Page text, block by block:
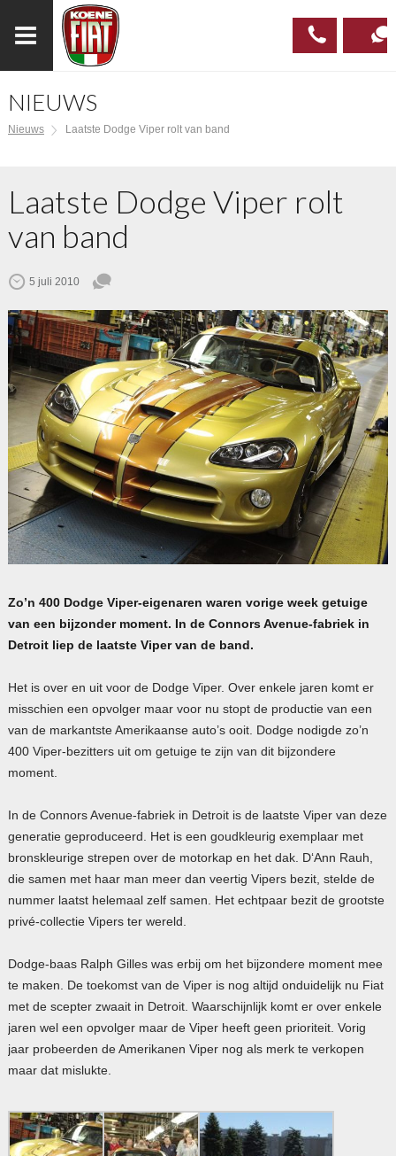
NIEUWS
Nieuws Laatste Dodge Viper rolt van band
Laatste Dodge Viper rolt
van band
5 juli 2010
Zo’n 400 Dodge Viper-eigenaren waren vorige week getuige
van een bijzonder moment. In de Connors Avenue-fabriek in
Detroit liep de laatste Viper van de band.
Het is over en uit voor de Dodge Viper. Over enkele jaren komt er
misschien een opvolger maar voor nu stopt de productie van een
van de markantste Amerikaanse auto’s ooit. Dodge nodigde zo’n
400 Viper-bezitters uit om getuige te zijn van dit bijzondere
moment.
In de Connors Avenue-fabriek in Detroit is de laatste Viper van deze
generatie geproduceerd. Het is een goudkleurig exemplaar met
bronskleurige strepen over de motorkap en het dak. D‘Ann Rauh,
die samen met haar man meer dan veertig Vipers bezit, stelde de
nummer laatst helemaal zelf samen. Het echtpaar bezit de grootste
privé-collectie Vipers ter wereld.
Dodge-baas Ralph Gilles was erbij om het bijzondere moment mee
te maken. De toekomst van de Viper is nog altijd onduidelijk nu Fiat
met de scepter zwaait in Detroit. Waarschijnlijk komt er over enkele
jaren wel een opvolger maar de Viper heeft geen prioriteit. Vorig
jaar probeerden de Amerikanen Viper nog als merk te verkopen
maar dat mislukte.